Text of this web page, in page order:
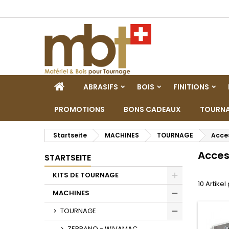
STARTSEITE
ABRASIFS BOIS FINITIONS
PROMOTIONS BONS CADEAUX
Startseite MACHINES TOURNAGE
STARTSEITE
KITS DE TOURNAGE
Toggle
MACHINES
TOURNAGE
Toggle
10